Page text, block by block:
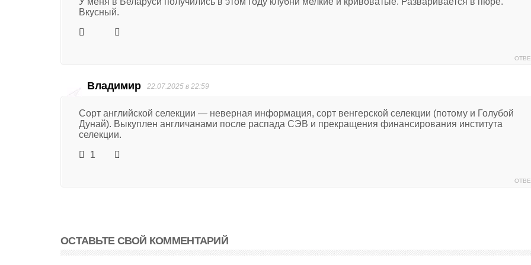
Вкусный.
Владимир 22.07.2025 в 22:59
Сорт английской селекции — неверная информация, сорт венгерской селекции (потому и Голубой
Дунай). Выкуплен англичанами после распада СЭВ и прекращения финансирования института
селекции.
1
ОСТАВЬТЕ СВОЙ КОММЕНТАРИЙ